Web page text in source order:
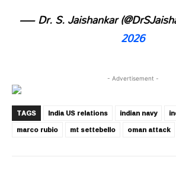
— Dr. S. Jaishankar
2026
- Advertisement -
TAGS India US relations indian navy
marco rubio
mt settebello oman attack